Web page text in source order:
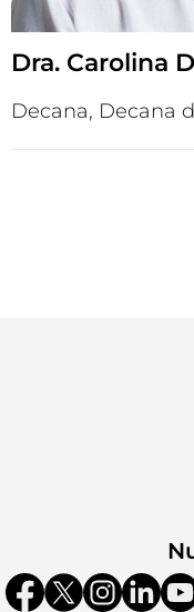
Dra. Carolina
Decana, Decana